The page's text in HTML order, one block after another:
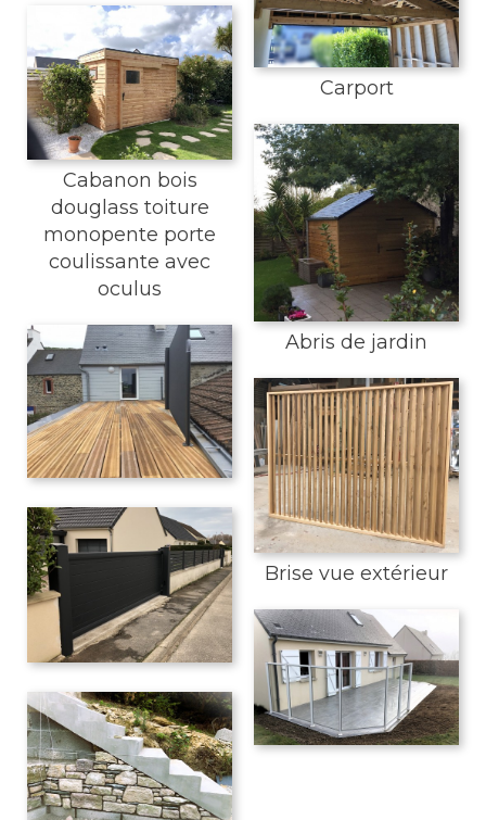
Carport
Cabanon bois
douglass toiture
monopente porte
coulissante avec
oculus
Abris de jardin
Brise vue extérieur